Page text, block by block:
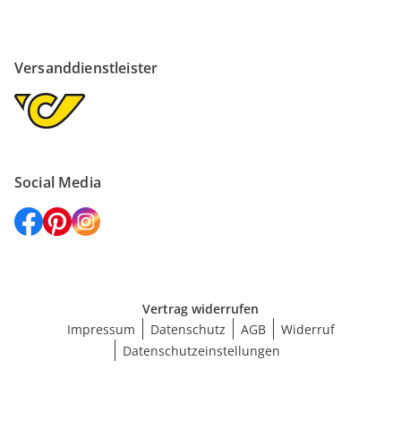
Versanddienstleister
Social Media
Vertrag widerrufen
Impressum
Datenschutz AGB
Widerruf
Datenschutzeinstellungen